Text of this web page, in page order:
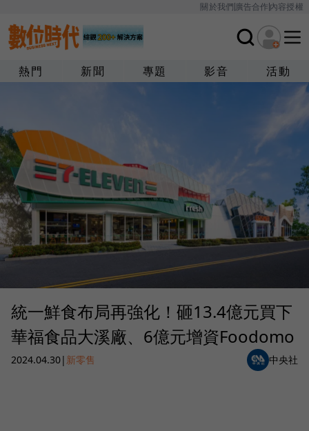
關於我們廣告合作內容授權
熱門 新聞 專題 影音 活動
統一鮮食布局再強化！砸13.4億元買下
華福食品大溪廠、6億元增資Foodomo
2024.04.30| 新零售 中央社